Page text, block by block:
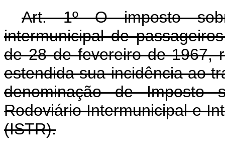
Art. 1º O imposto
intermunicipal de
de 28 de fevereiro de 1967,
estendida sua incidência ao
denominação de Imposto
Rodoviário Intermunicipal e
(ISTR).